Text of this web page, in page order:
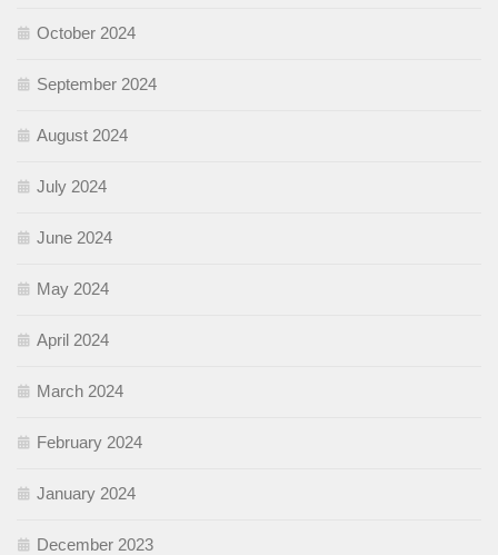
October 2024
September 2024
August 2024
July 2024
June 2024
May 2024
April 2024
March 2024
February 2024
January 2024
December 2023